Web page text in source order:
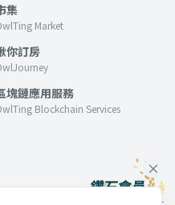
集
Market
你訂房
塊鏈應用服務
Blockchain Services